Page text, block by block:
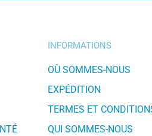
INFORMATIONS
OÙ SOMMES-NOUS
EXPÉDITION
TERMES ET
QUI SOMMES-NOUS